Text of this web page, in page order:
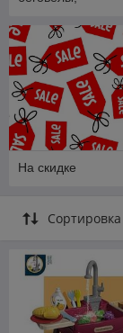
На скидке
Сортировка